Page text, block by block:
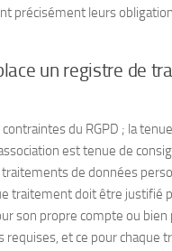
précisément leurs
un registre de
du RGPD ; la
est tenue de
traitements de données
traitement doit être justifié
son propre compte ou bien
requises, et ce pour chaque